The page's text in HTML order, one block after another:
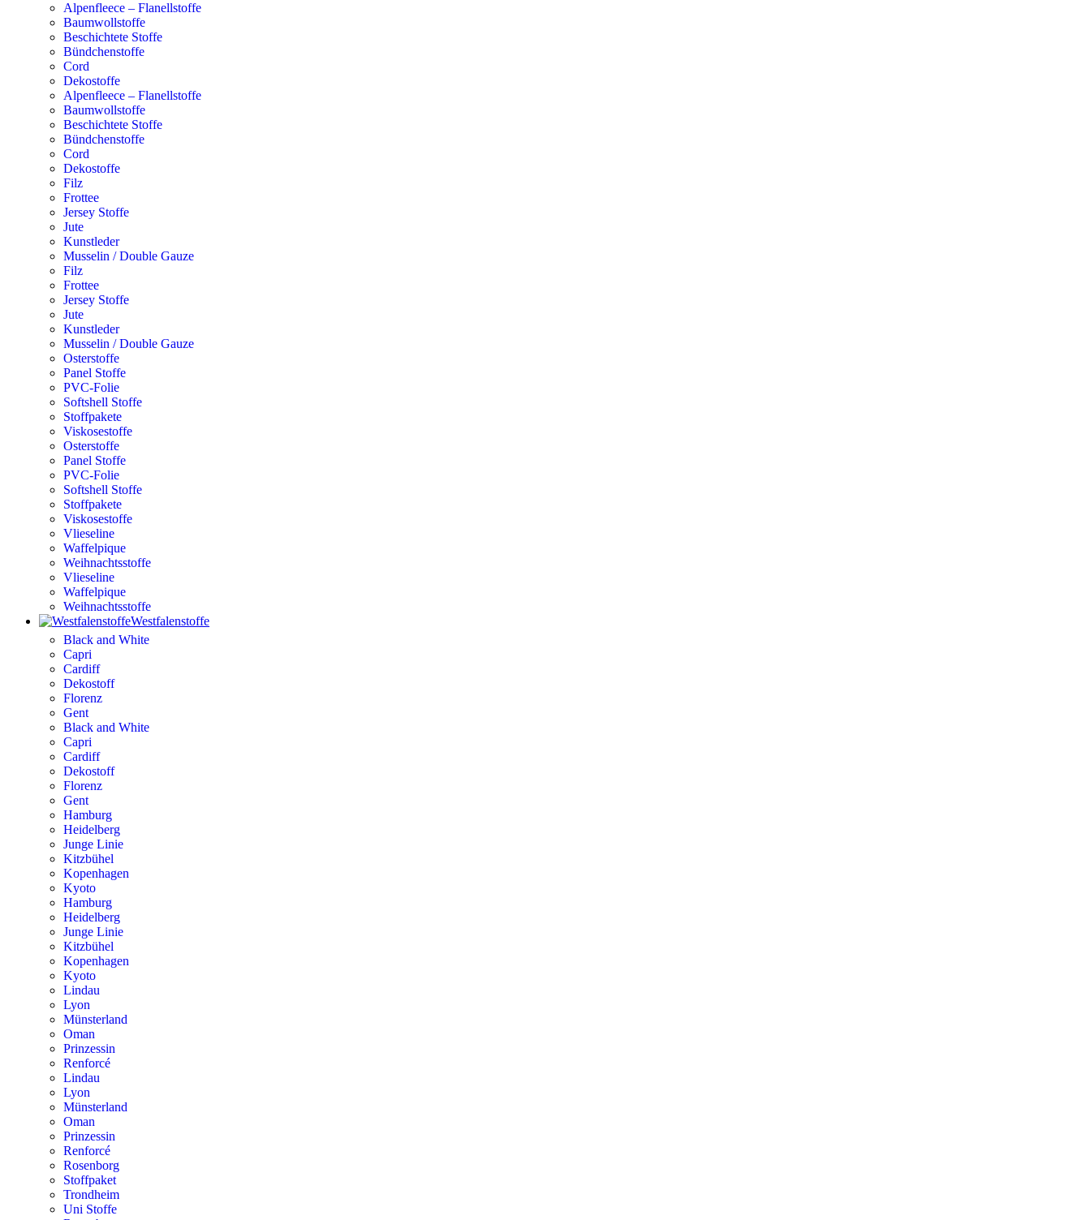
Alpenfleece – Flanellstoffe
Baumwollstoffe
Beschichtete Stoffe
Bündchenstoffe
Cord
Dekostoffe
Alpenfleece – Flanellstoffe
Baumwollstoffe
Beschichtete Stoffe
Bündchenstoffe
Cord
Dekostoffe
Filz
Frottee
Jersey Stoffe
Jute
Kunstleder
Musselin / Double Gauze
Filz
Frottee
Jersey Stoffe
Jute
Kunstleder
Musselin / Double Gauze
Osterstoffe
Panel Stoffe
PVC-Folie
Softshell Stoffe
Stoffpakete
Viskosestoffe
Osterstoffe
Panel Stoffe
PVC-Folie
Softshell Stoffe
Stoffpakete
Viskosestoffe
Vlieseline
Waffelpique
Weihnachtsstoffe
Vlieseline
Waffelpique
Weihnachtsstoffe
Westfalenstoffe
Black and White
Capri
Cardiff
Dekostoff
Florenz
Gent
Black and White
Capri
Cardiff
Dekostoff
Florenz
Gent
Hamburg
Heidelberg
Junge Linie
Kitzbühel
Kopenhagen
Kyoto
Hamburg
Heidelberg
Junge Linie
Kitzbühel
Kopenhagen
Kyoto
Lindau
Lyon
Münsterland
Oman
Prinzessin
Renforcé
Lindau
Lyon
Münsterland
Oman
Prinzessin
Renforcé
Rosenborg
Stoffpaket
Trondheim
Uni Stoffe